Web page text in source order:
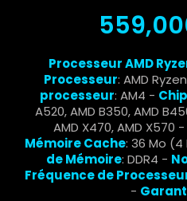
Processeur AMD
Processeur: AMD
processeur: AM4 -
A520, AMD B350, AMD
AMD X470, AMD X570 -
Mémoire Cache: 36 Mo (4
de Mémoire: DDR4 -
Fréquence de
-